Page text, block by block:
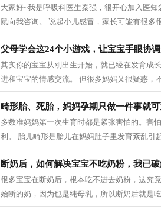
大家好~我是呼吸科医生秦强，很开心加入医
鼠向我咨询。 说起小儿感冒，家长可能有很多
父母学会这24个小游戏，让宝宝手眼协
其实你的宝宝从刚出生开始，就已经在发育成
进和宝宝的情感交流。 但很多妈妈又很疑惑，
畸形胎、死胎，妈妈孕期只做一件事就可
多数准妈妈第一次生育时都是紧张害怕的。害
利。 胎儿畸形是胎儿在妈妈肚子里发育紊乱引
断奶后，如何解决宝宝不吃奶粉，我已
很多宝宝在断奶后，根本吃不进去奶粉，这究
始断的奶，因为也是纯母乳，所以断奶后就是